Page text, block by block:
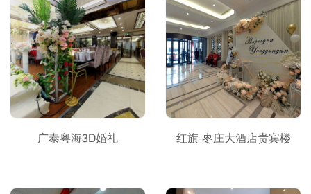
广泰粤海3D婚礼 红旗-枣庄大酒店贵宾楼